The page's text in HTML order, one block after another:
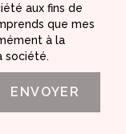
aux fins de
que mes
à la
société.